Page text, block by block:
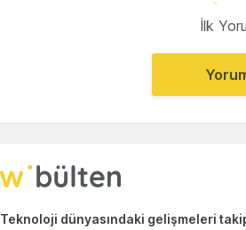
İlk
Teknoloji dünyasındaki gelişmeleri